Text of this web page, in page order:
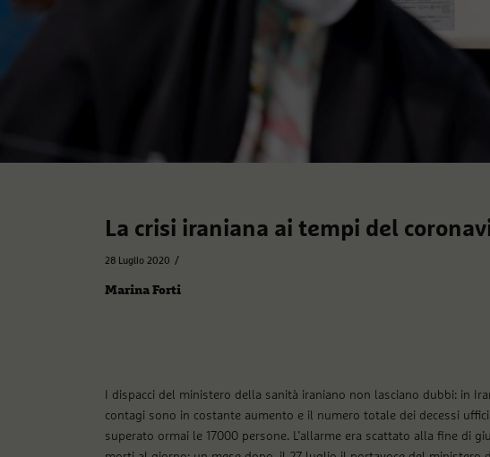
La crisi iraniana ai tempi del
28 Luglio 2020 /
Marina Forti
I dispacci del ministero della sanità iraniano non lasciano dubbi: in
contagi sono in costante aumento e il numero totale dei decessi
superato ormai le 17000 persone. L’allarme era scattato alla fine di